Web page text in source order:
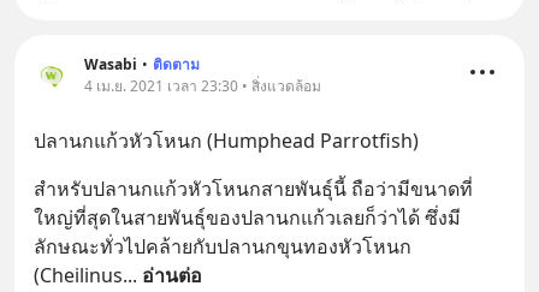
Wasabi • ติดตาม
4 เม.ย. 2021 เวลา 23:30 • สิ่งแวดล้อม
ปลานกแก้วหัวโหนก (Humphead Parrotfish)
สำหรับปลานกแก้วหัวโหนกสายพันธุ์นี้ ถือว่ามีขนาดที่
ใหญ่ที่สุดในสายพันธุ์ของปลานกแก้วเลยก็ว่าได้ ซึ่งมี
ลักษณะทั่วไปคล้ายกับปลานกขุนทองหัวโหนก
(Cheilinus... อ่านต่อ